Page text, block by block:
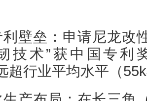
壁垒：申请尼龙改
技术”获中国专利
超行业平均水平（